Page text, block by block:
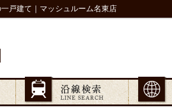
戸建て｜マッシュルーム名東店